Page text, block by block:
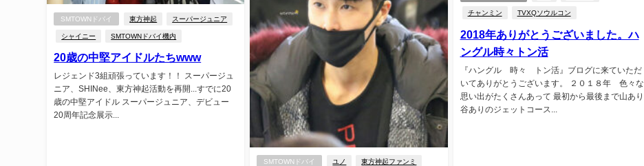
SMTOWNドバイ 東方神起 スーパージュニア
シャイニー SMTOWNドバイ機内
20歳の中堅アイドルたちwww
レジェンド3組頑張っています！！ スーパージュ
ニア、SHINee、東方神起活動を再開...すでに20
歳の中堅アイドル スーパージュニア、デビュー
20周年記念展示...
SMTOWNドバイ ユノ 東方神起ファンミ
チャンミン TVXQソウルコン
2018年ありがとうございました。ハ
ングル時々トン活
『ハングル 時々 トン活』ブログに来ていただ
いてありがとうございます。 ２０１８年 色々な
思い出がたくさんあって 最初から最後まで山あり
谷ありのジェットコース...